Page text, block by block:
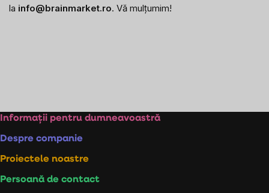
la info@brainmarket.ro. Vă mulțumim!
Subsol
Informații pentru dumneavoastră
Despre companie
Proiectele noastre
Persoană de contact